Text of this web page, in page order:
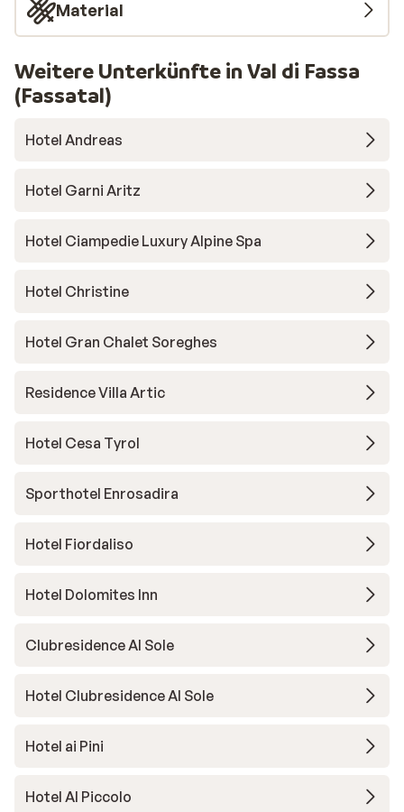
Material
Weitere Unterkünfte in Val di Fassa
(Fassatal)
Hotel Andreas
Hotel Garni Aritz
Hotel Ciampedie Luxury Alpine Spa
Hotel Christine
Hotel Gran Chalet Soreghes
Residence Villa Artic
Hotel Cesa Tyrol
Sporthotel Enrosadira
Hotel Fiordaliso
Hotel Dolomites Inn
Clubresidence Al Sole
Hotel Clubresidence Al Sole
Hotel ai Pini
Hotel Al Piccolo